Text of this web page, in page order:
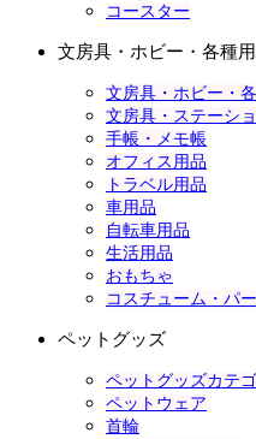
コースター
文房具・ホビー・各種
文房具・ホビー・
文房具・ステーシ
手帳・メモ帳
オフィス用品
トラベル用品
車用品
自転車用品
生活用品
おもちゃ
コスチューム・パ
ペットグッズ
ペットグッズカテ
ペットウェア
首輪